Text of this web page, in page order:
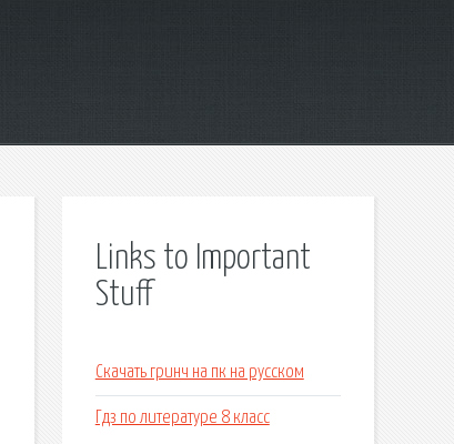
Links to Important
Stuff
Скачать гринч на пк на русском
Гдз по литературе 8 класс